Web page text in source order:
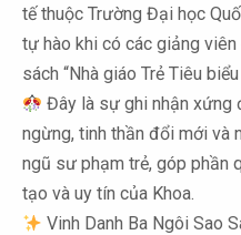
tế thuộc Trường Đại học
tự hào khi có các giảng
sách “Nhà giáo Trẻ Tiêu
Đây là sự ghi nhận xứng
ngừng, tinh thần đổi mới và
ngũ sư phạm trẻ, góp phần
tạo và uy tín của Khoa.
Vinh Danh Ba Ngôi Sao